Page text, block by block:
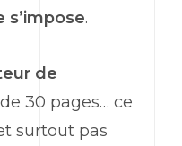
.
de
30 pages… ce
surtout pas